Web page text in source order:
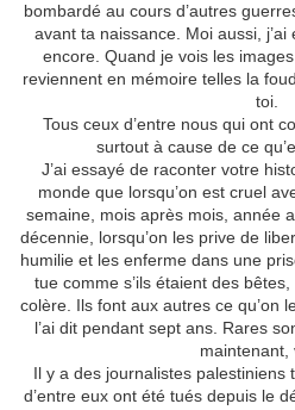
bombardé au cours d’autres
avant ta naissance. Moi aussi, j’ai
encore. Quand je vois les
reviennent en mémoire telles la
toi.
Tous ceux d’entre nous qui ont
surtout à cause de ce
J’ai essayé de raconter votre
monde que lorsqu’on est cruel
semaine, mois après mois, année
décennie, lorsqu’on les prive de
humilie et les enferme dans une
tue comme s’ils étaient des
colère. Ils font aux autres ce qu’on
l’ai dit pendant sept ans. Rares
maintenant,
Il y a des journalistes palestiniens
d’entre eux ont été tués depuis le